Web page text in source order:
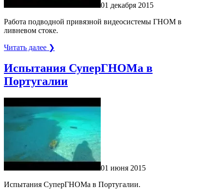
01 декабря 2015
Работа подводной привязной видеосистемы ГНОМ в
ливневом стоке.
Читать далее ❯
Испытания СуперГНОМа в
Португалии
01 июня 2015
Испытания СуперГНОМа в Португалии.